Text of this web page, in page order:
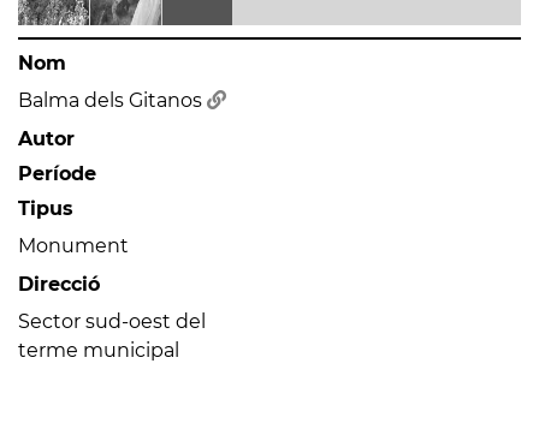
Nom
Balma dels Gitanos
Autor
Període
Tipus
Monument
Direcció
Sector sud-oest del
terme municipal